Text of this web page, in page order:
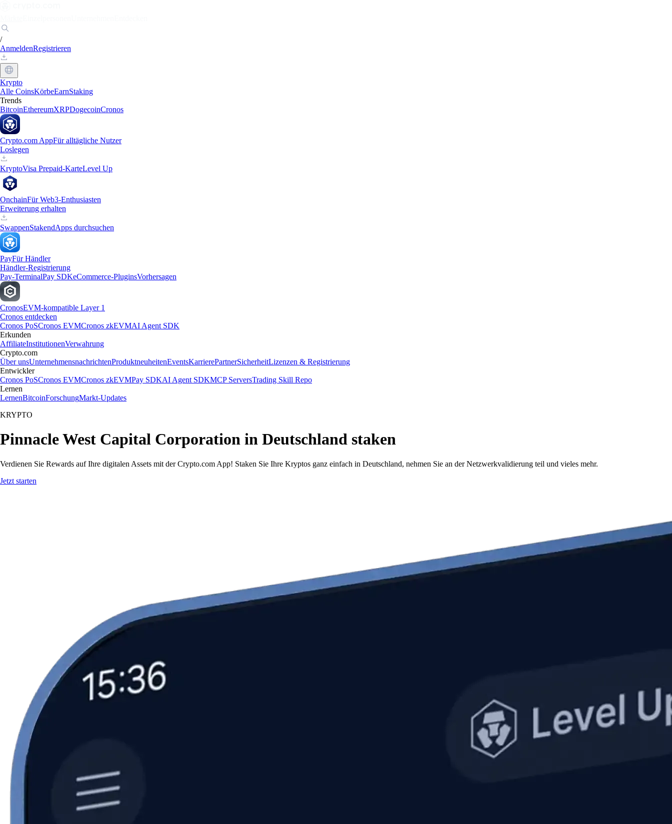
/
AnmeldenRegistrieren
Krypto
Alle CoinsKörbeEarnStaking
Trends
BitcoinEthereumXRPDogecoinCronos
Crypto.com AppFür alltägliche Nutzer
Loslegen
KryptoVisa Prepaid-KarteLevel Up
OnchainFür Web3-Enthusiasten
Erweiterung erhalten
SwappenStakendApps durchsuchen
PayFür Händler
Händler-Registrierung
Pay-TerminalPay SDKeCommerce-PluginsVorhersagen
CronosEVM-kompatible Layer 1
Cronos entdecken
Cronos PoSCronos EVMCronos zkEVMAI Agent SDK
Erkunden
AffiliateInstitutionenVerwahrung
Crypto.com
Über unsUnternehmensnachrichtenProduktneuheitenEventsKarrierePartnerSicherheitLizenzen & Registrierung
Entwickler
Cronos PoSCronos EVMCronos zkEVMPay SDKAI Agent SDKMCP ServersTrading Skill Repo
Lernen
LernenBitcoinForschungMarkt-Updates
KRYPTO
Pinnacle West Capital Corporation in Deutschland staken
Verdienen Sie Rewards auf Ihre digitalen Assets mit der Crypto.com App! Staken Sie Ihre Kryptos ganz einfach in Deutschland, nehmen Sie an der Netzwerkvalidierung teil und vieles mehr.
Jetzt starten